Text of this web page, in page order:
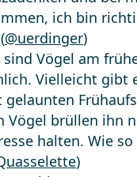
ich bin
@uerdinger)
Vögel am
Vielleicht gibt
gelaunten
Vögel brüllen ihn
halten. Wie
)